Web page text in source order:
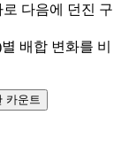
다음에 던진 구
배합 변화를 비
카운트